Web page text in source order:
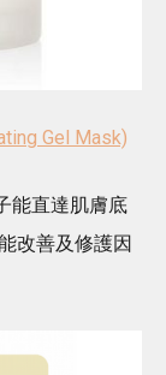
Gel Mask)
能直達肌膚底
改善及修護因